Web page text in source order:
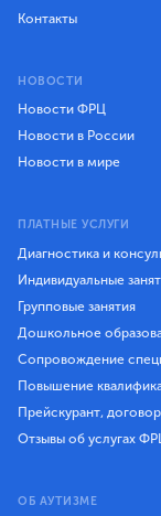
Контакты
НОВОСТИ
Новости ФРЦ
Новости в России
Новости в мире
ПЛАТНЫЕ УСЛУГИ
Диагностика и
Индивидуальные
Групповые занятия
Дошкольное
Сопровождение
Повышение
Прейскурант,
Отзывы об услугах
ОБ АУТИЗМЕ